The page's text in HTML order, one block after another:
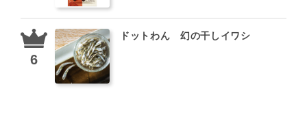
ドットわん 幻の干しイワシ